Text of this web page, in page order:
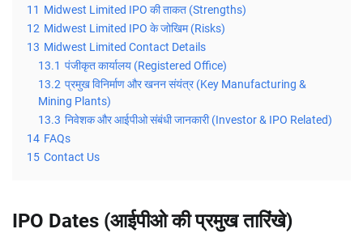
11 Midwest Limited IPO की ताकत (Strengths)
12 Midwest Limited IPO के जोखिम (Risks)
13 Midwest Limited Contact Details
13.1 पंजीकृत कार्यालय (Registered Office)
13.2 प्रमुख विनिर्माण और खनन संयंत्र (Key Manufacturing &
Mining Plants)
13.3 निवेशक और आईपीओ संबंधी जानकारी (Investor & IPO Related)
14 FAQs
15 Contact Us
IPO Dates (आईपीओ की प्रमुख तारिंखे)